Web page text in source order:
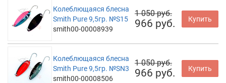
Колеблющаяся блесна
Smith Pure 9,5гр. №S15
smith00-00008939
1 050 руб.
966 руб. Купить
Колеблющаяся блесна
Smith Pure 9,5гр. №SN3
smith00-00008506
1 050 руб.
966 руб. Купить